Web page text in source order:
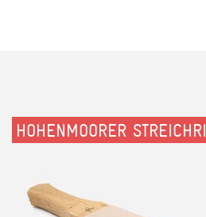
HOHENMOORER